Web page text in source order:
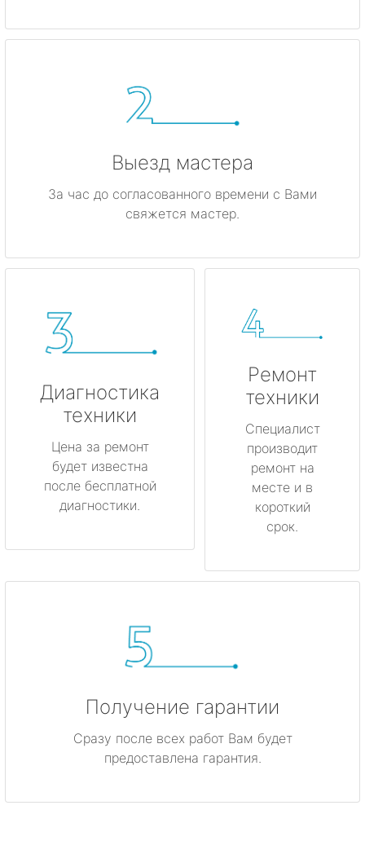
Выезд мастера
За час до согласованного времени с Вами
свяжется мастер.
Диагностика
техники
Цена за ремонт
будет известна
после бесплатной
диагностики.
Ремонт
техники
Специалист
производит
ремонт на
месте и в
короткий
срок.
Получение гарантии
Сразу после всех работ Вам будет
предоставлена гарантия.